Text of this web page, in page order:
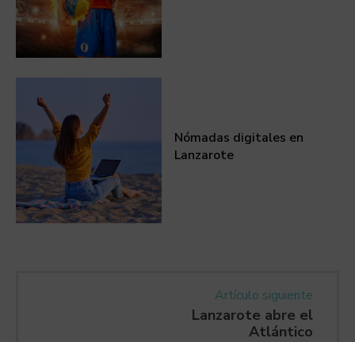
Nómadas digitales en
Lanzarote
Artículo siguiente
Lanzarote abre el
Atlántico